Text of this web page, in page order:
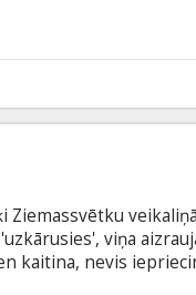
kur palikt, tad
Ziemassvētku
viņa
kaitina, nevis